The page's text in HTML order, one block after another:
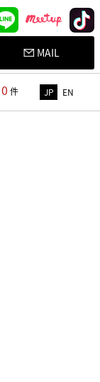
MAIL
0 件 JP EN